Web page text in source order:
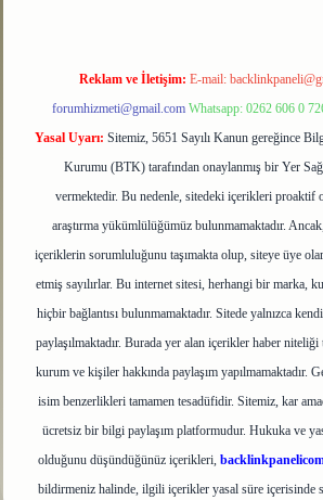
Reklam ve İletişim: E-mail:
forumhizmeti@gmail.com Whatsapp: 0262 606 0
Yasal Uyarı: Sitemiz, 5651 Sayılı Kanun gereğince
Kurumu (BTK) tarafından onaylanmış bir Yer
vermektedir. Bu nedenle, sitedeki içerikleri proaktif
araştırma yükümlülüğümüz bulunmamaktadır.
içeriklerin sorumluluğunu taşımakta olup, siteye üye
etmiş sayılırlar. Bu internet sitesi, herhangi bir marka,
hiçbir bağlantısı bulunmamaktadır. Sitede yalnızca kendi
paylaşılmaktadır. Burada yer alan içerikler haber niteliği
kurum ve kişiler hakkında paylaşım yapılmamaktadır.
isim benzerlikleri tamamen tesadüfidir. Sitemiz, kar
ücretsiz bir bilgi paylaşım platformudur. Hukuka ve
olduğunu düşündüğünüz içerikleri,
bildirmeniz halinde, ilgili içerikler yasal süre içerisinde